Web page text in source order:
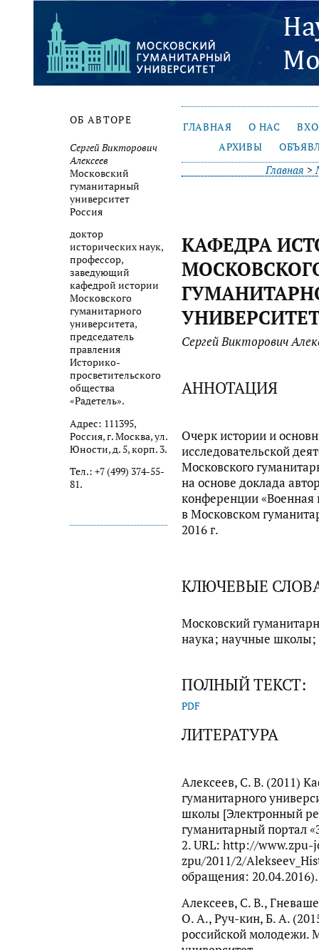
ОБ АВТОРЕ
Сергей Викторович
Алексеев
Московский
гуманитарный
университет
Россия
доктор
исторических наук,
профессор,
заведующий
кафедрой истории
Московского
гуманитарного
университета,
председатель
правления
Историко-
просветительского
общества
«Радетель».
Адрес: 111395,
Россия, г. Москва, ул.
Юности, д. 5, корп. 3.
Тел.: +7 (499) 374-55-
81.
ГЛАВНАЯ О НАС
АРХИВЫ
Главная >
КАФЕДРА
Сергей Викторович
АННОТАЦИЯ
Очерк истории и
исследовательской
Московского
на основе доклада
конференции «Военная
в Московском
2016 г.
КЛЮЧЕВЫЕ
Московский
наука; научные школы;
ПОЛНЫЙ ТЕКСТ:
PDF
ЛИТЕРАТУРА
Алексеев, С. В. (2011)
гуманитарного
школы [Электронный
гуманитарный портал
2. URL: http://
zpu/2011/2/
обращения: 20.04.2016).
Алексеев, С. В.,
О. А., Руч-кин, Б. А.
российской молодежи.